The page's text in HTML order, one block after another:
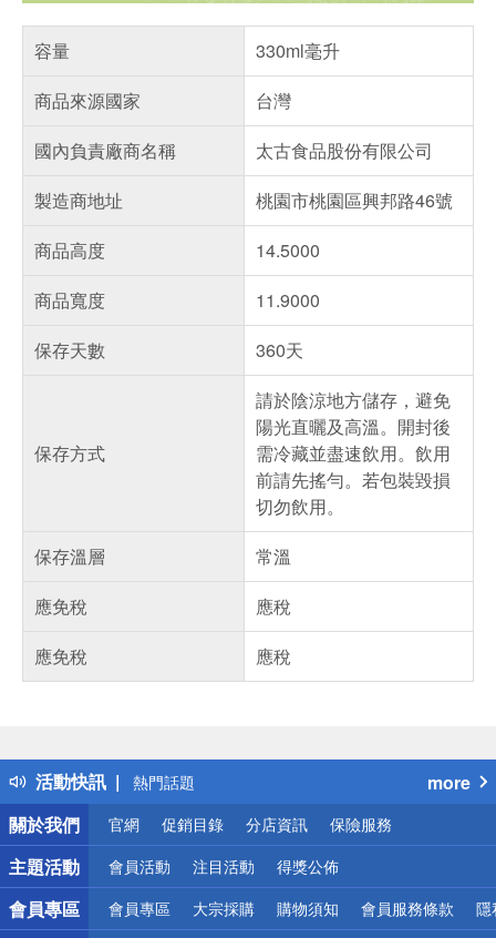
容量
330ml毫升
商品來源國家
台灣
國內負責廠商名稱
太古食品股份有限公司
製造商地址
桃園市桃園區興邦路46號
商品高度
14.5000
商品寬度
11.9000
保存天數
360天
保存方式
請於陰涼地方儲存，避免
陽光直曬及高溫。開封後
需冷藏並盡速飲用。飲用
前請先搖勻。若包裝毀損
切勿飲用。
保存溫層
常溫
應免稅
應稅
應免稅
應稅
活動快訊
得獎公告
熱門話題
銀行優惠
偏遠地區配送
詐騙網頁！請小心！
more
關於我們
官網 促銷目錄 分店資訊 保險服務
主題活動 會員活動 注目活動 得獎公佈
會員專區 會員專區 大宗採購 購物須知 會員服務條款 隱